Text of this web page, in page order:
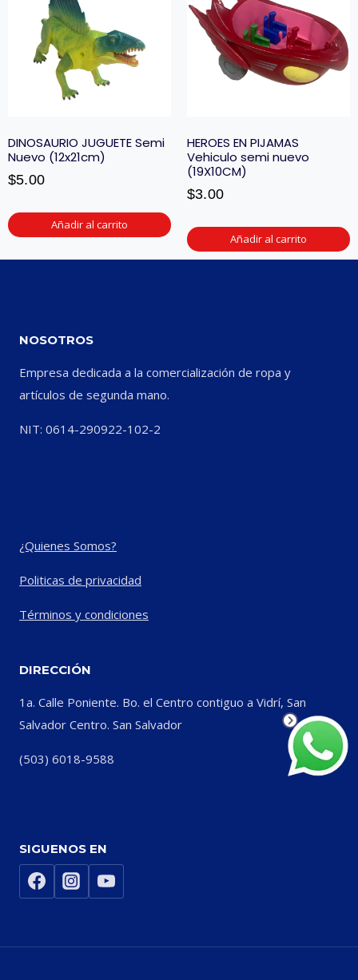
DINOSAURIO JUGUETE Semi
Nuevo (12x21cm)
$5.00
Añadir al carrito
HEROES EN PIJAMAS
Vehiculo semi nuevo
(19X10CM)
$3.00
Añadir al carrito
NOSOTROS
Empresa dedicada a la comercialización de ropa y
artículos de segunda mano.
NIT: 0614-290922-102-2
¿Quienes Somos?
Politicas de privacidad
Términos y condiciones
DIRECCIÓN
1a. Calle Poniente. Bo. el Centro contiguo a Vidrí, San
Salvador Centro. San Salvador
(503) 6018-9588
SIGUENOS EN